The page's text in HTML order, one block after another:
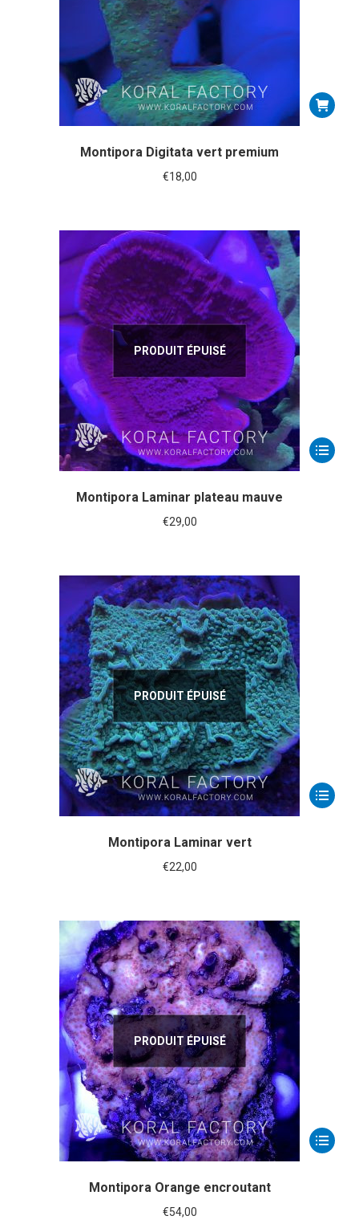
Montipora Digitata vert premium
€18,00
PRODUIT ÉPUISÉ
Montipora Laminar plateau mauve
€29,00
PRODUIT ÉPUISÉ
Montipora Laminar vert
€22,00
PRODUIT ÉPUISÉ
Montipora Orange encroutant
€54,00